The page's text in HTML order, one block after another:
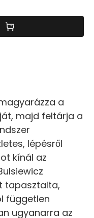
a
majd feltárja a
lépésről
kínál az
tapasztalta,
független
ugyanarra az